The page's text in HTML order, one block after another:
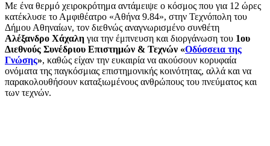
Με ένα θερμό χειροκρότημα αντάμειψε ο κόσμος που για 12 ώρες
κατέκλυσε το Αμφιθέατρο «Αθήνα 9.84», στην Τεχνόπολη του
Δήμου Αθηναίων, τον διεθνώς αναγνωρισμένο συνθέτη
Αλέξανδρο Χάχαλη για την έμπνευση και διοργάνωση του 1ου
Διεθνούς Συνέδριου Επιστημών & Τεχνών «Οδύσσεια της
Γνώσης», καθώς είχαν την ευκαιρία να ακούσουν κορυφαία
ονόματα της παγκόσμιας επιστημονικής κοινότητας, αλλά και να
παρακολουθήσουν καταξιωμένους ανθρώπους του πνεύματος και
των τεχνών.